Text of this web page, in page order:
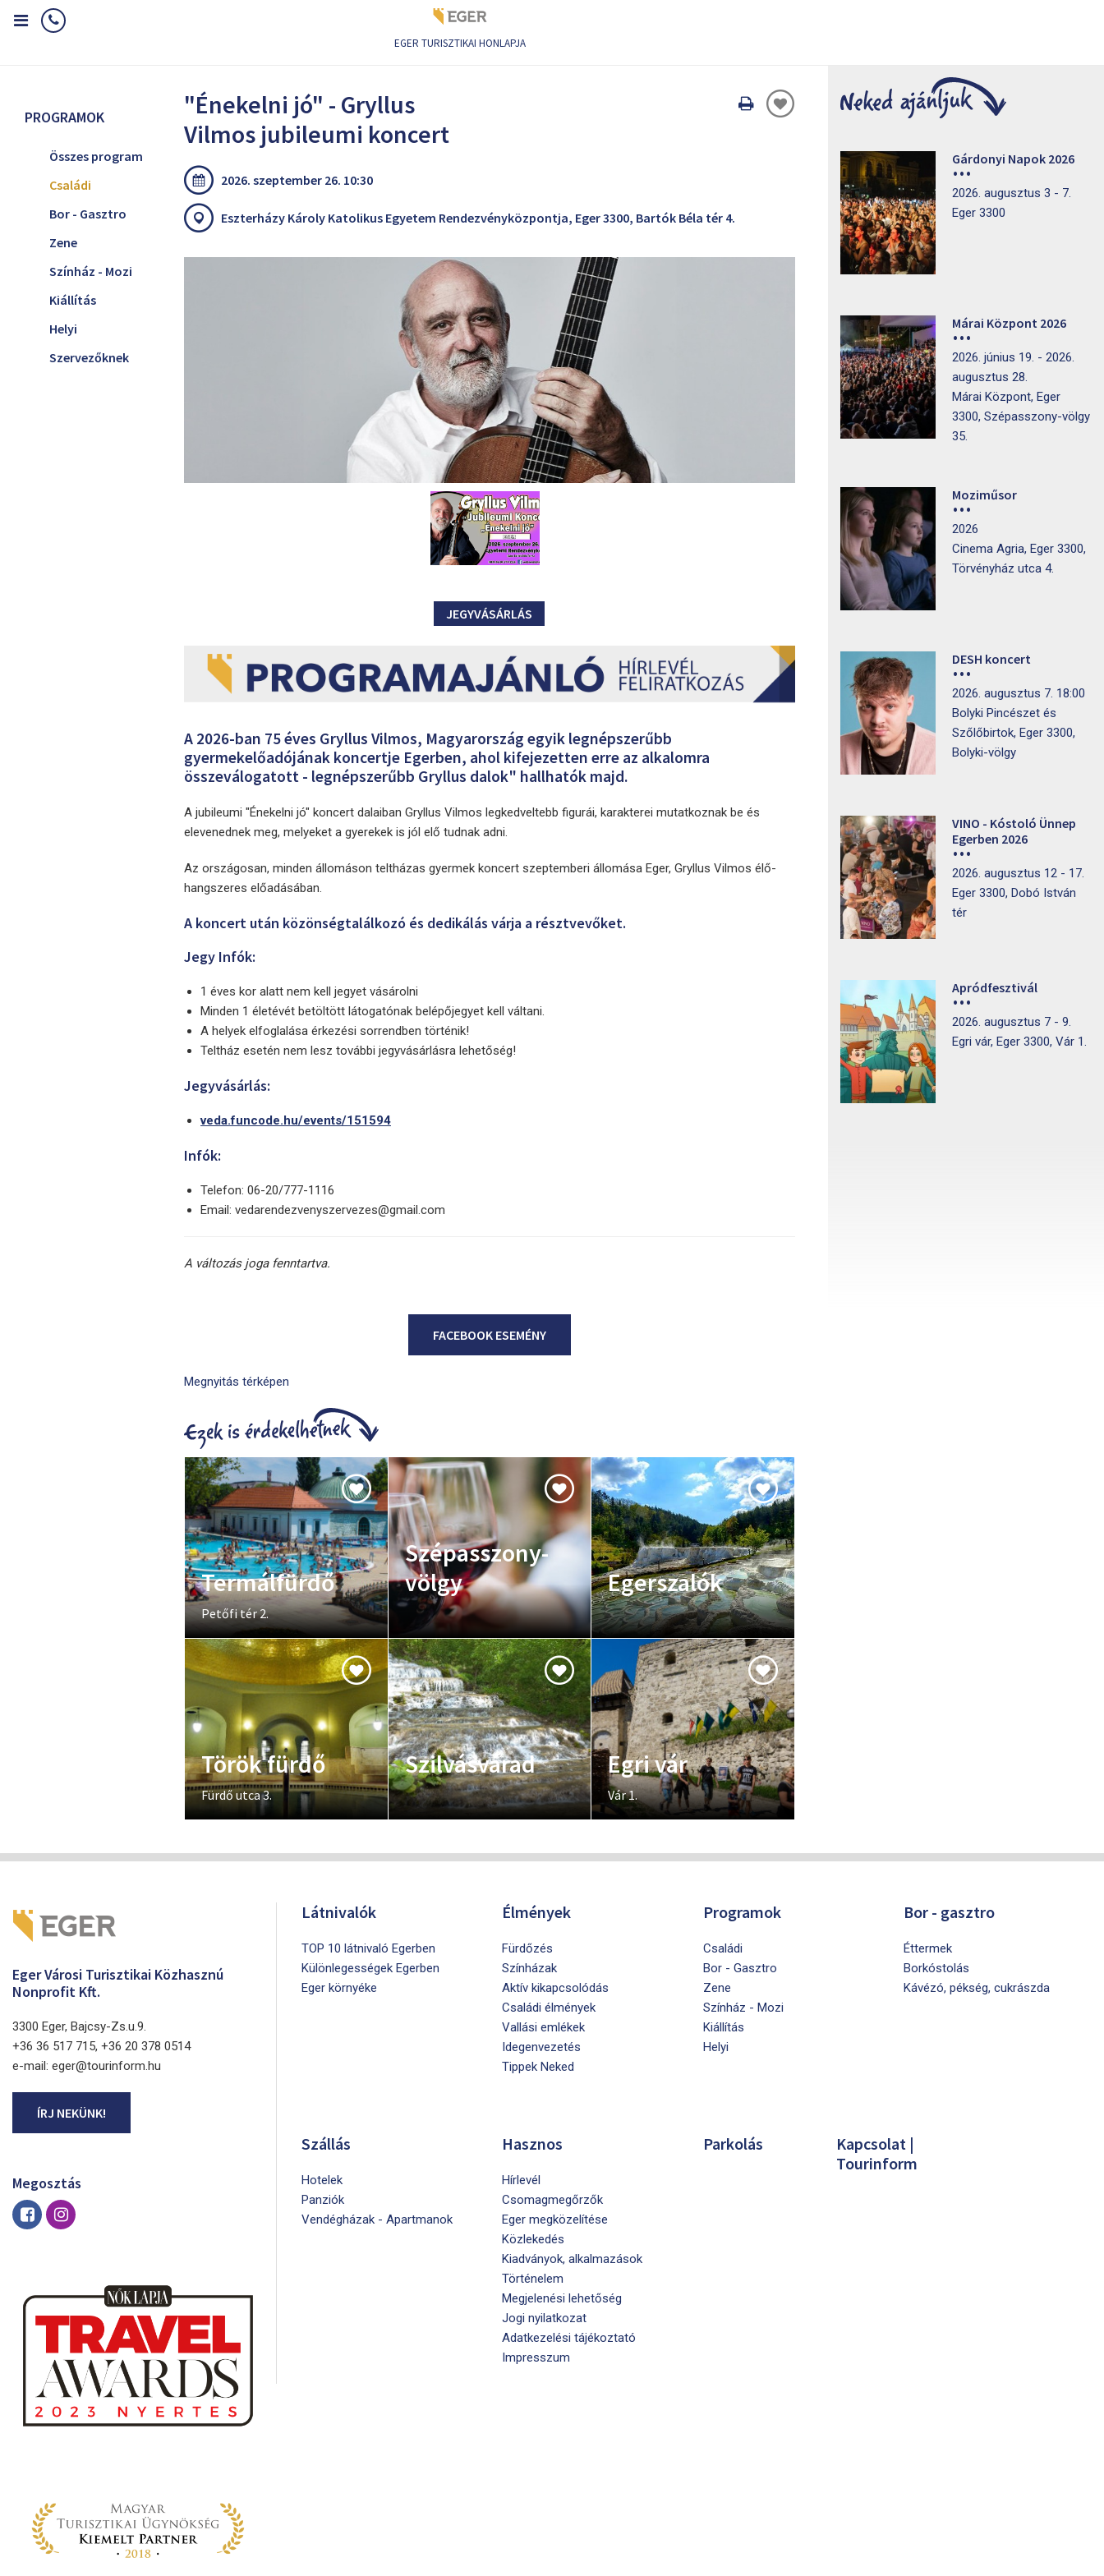
EGER TURISZTIKAI HONLAPJA
PROGRAMOK
Összes program
Családi
Bor - Gasztro
Zene
Színház - Mozi
Kiállítás
Helyi
Szervezőknek
"Énekelni jó" - Gryllus
Vilmos jubileumi koncert
Oldal
2026. szeptember 26. 10:30
Eszterházy Károly Katolikus Egyetem Rendezvényközpontja, Eger 3300, Bartók Béla tér 4.
JEGYVÁSÁRLÁS
A 2026-ban 75 éves Gryllus Vilmos, Magyarország egyik legnépszerűbb
gyermekelőadójának koncertje Egerben, ahol kifejezetten erre az alkalomra
összeválogatott - legnépszerűbb Gryllus dalok" hallhatók majd.
A jubileumi "Énekelni jó" koncert dalaiban Gryllus Vilmos legkedveltebb figurái, karakterei mutatkoznak be és
elevenednek meg, melyeket a gyerekek is jól elő tudnak adni.
Az országosan, minden állomáson teltházas gyermek koncert szeptemberi állomása Eger, Gryllus Vilmos élő-
hangszeres előadásában.
A koncert után közönségtalálkozó és dedikálás várja a résztvevőket.
Jegy Infók:
1 éves kor alatt nem kell jegyet vásárolni
Minden 1 életévét betöltött látogatónak belépőjegyet kell váltani.
A helyek elfoglalása érkezési sorrendben történik!
Teltház esetén nem lesz további jegyvásárlásra lehetőség!
Jegyvásárlás:
veda.funcode.hu/events/151594
Infók:
Telefon: 06-20/777-1116
Email: vedarendezvenyszervezes@gmail.com
A változás joga fenntartva.
FACEBOOK ESEMÉNY
Megnyitás térképen
Termálfürdő
Petőfi tér 2.
Szépasszony-
völgy
Egerszalók
Török fürdő
Fürdő utca 3.
Szilvásvárad Egri vár
Vár 1.
Gárdonyi Napok 2026
2026. augusztus 3 - 7.
Eger 3300
Márai Központ 2026
2026. június 19. - 2026.
augusztus 28.
Márai Központ, Eger
3300, Szépasszony-völgy
35.
Moziműsor
2026
Cinema Agria, Eger 3300,
Törvényház utca 4.
DESH koncert
2026. augusztus 7. 18:00
Bolyki Pincészet és
Szőlőbirtok, Eger 3300,
Bolyki-völgy
VINO - Kóstoló Ünnep
Egerben 2026
2026. augusztus 12 - 17.
Eger 3300, Dobó István
tér
Apródfesztivál
2026. augusztus 7 - 9.
Egri vár, Eger 3300, Vár 1.
Eger Városi Turisztikai Közhasznú
Nonprofit Kft.
3300 Eger, Bajcsy-Zs.u.9.
+36 36 517 715, +36 20 378 0514
e-mail: eger@tourinform.hu
ÍRJ NEKÜNK!
Megosztás
Látnivalók
TOP 10 látnivaló Egerben
Különlegességek Egerben
Eger környéke
Élmények
Fürdőzés
Színházak
Aktív kikapcsolódás
Családi élmények
Vallási emlékek
Idegenvezetés
Tippek Neked
Programok
Családi
Bor - Gasztro
Zene
Színház - Mozi
Kiállítás
Helyi
Bor - gasztro
Éttermek
Borkóstolás
Kávézó, pékség, cukrászda
Szállás
Hotelek
Panziók
Vendégházak - Apartmanok
Hasznos
Hírlevél
Csomagmegőrzők
Eger megközelítése
Közlekedés
Kiadványok, alkalmazások
Történelem
Megjelenési lehetőség
Jogi nyilatkozat
Adatkezelési tájékoztató
Impresszum
Parkolás
Kapcsolat |
Tourinform